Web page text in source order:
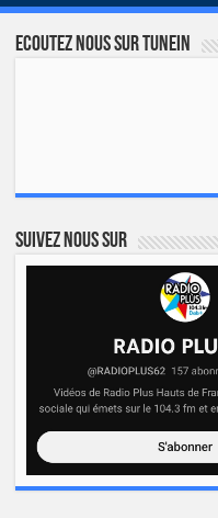
Ecoutez nous sur TuneIn
Suivez nous sur